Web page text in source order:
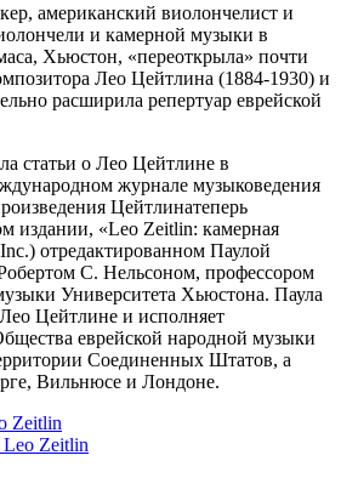
американский виолончелист и
и камерной музыки в
Хьюстон, «переоткрыла» почти
Лео Цeйтлина (1884-1930) и
расширила репертуар еврейской
статьи о Лео Цейтлине в
журнале музыковедения
Цeйтлинатеперь
издании, «Leo Zeitlin: камерная
отредактированном Паулой
С. Нельсоном, профессором
Университета Хьюстона. Паула
Цейтлине и исполняет
еврейской народной музыки
Соединенных Штатов, а
Вильнюсе и Лондоне.
Zeitlin
Leo Zeitlin